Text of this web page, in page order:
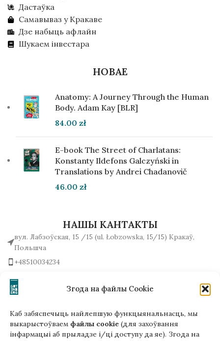
Згода на файлы Cookie
Каб забяспечыць найлепшую функцыянальнасць, мы
выкарыстоўваем файлы cookie (для захоўвання
інфармацыі аб прыладзе і/ці доступу да яе). Згода на
Гэтая версія сайта створана
Дастаўка
Самавываз у Кракаве
Дзе набыць афлайн
Шукаем інвестара
НОВАЕ
Anatomy: A Journey Through the Human
Body. Adam Kay [BLR]
84.00 zł
E-book The Street of Charlatans:
Konstanty Ildefons Galczyński in
Translations by Andrei Chadanovič
46.00 zł
НАШЫ КАНТАКТЫ
вул. Лабзоўская, 15 /15 (ul. Łobzowska, 15/15) Кракаў,
Польшча
+48510034234
Напісаць нам!